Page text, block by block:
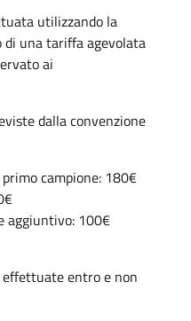
utilizzando la
di una tariffa agevolata
ai
dalla convenzione
campione: 180€
aggiuntivo: 100€
effettuate entro e non